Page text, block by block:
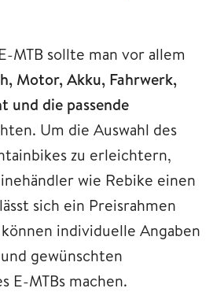
MTB sollte man vor allem
Motor, Akku, Fahrwerk,
und die passende
Um die Auswahl des
zu erleichtern,
wie Rebike einen
sich ein Preisrahmen
individuelle Angaben
gewünschten
E-MTBs machen.